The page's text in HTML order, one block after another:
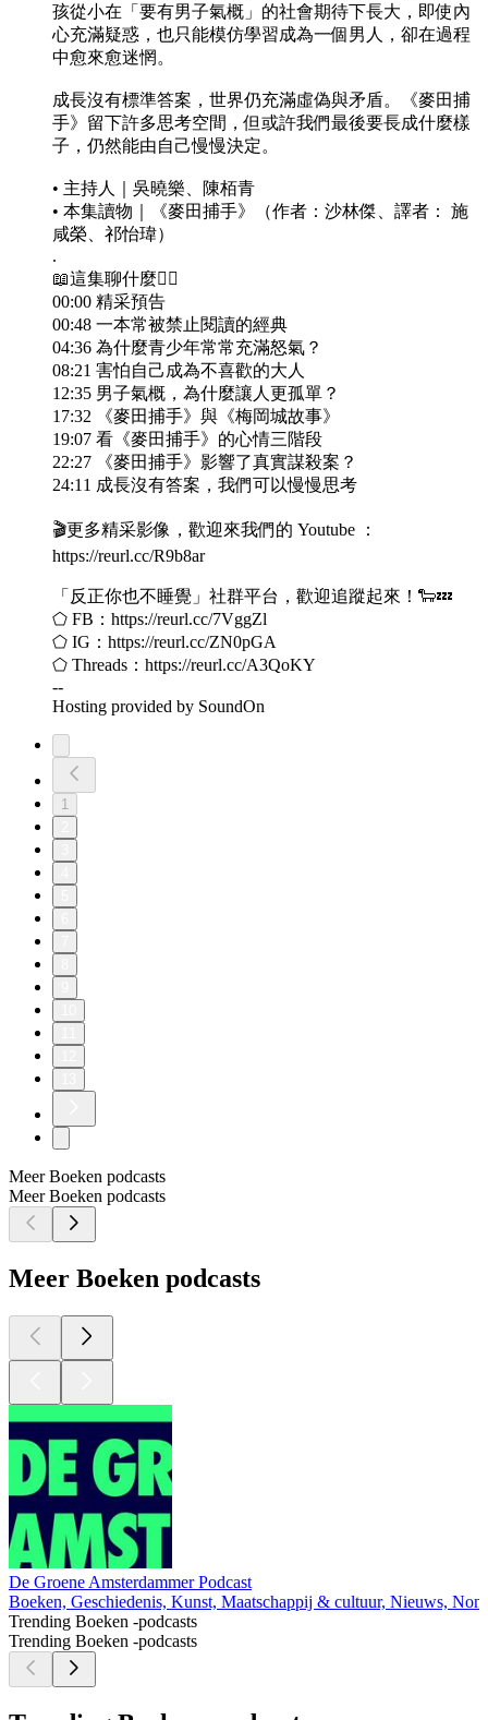
孩從小在「要有男子氣概」的社會期待下長大，即使內
心充滿疑惑，也只能模仿學習成為一個男人，卻在過程
中愈來愈迷惘。
成長沒有標準答案，世界仍充滿虛偽與矛盾。《麥田捕
手》留下許多思考空間，但或許我們最後要長成什麼樣
子，仍然能由自己慢慢決定。
• 主持人｜吳曉樂、陳栢青
• 本集讀物｜《麥田捕手》（作者：沙林傑、譯者： 施
咸榮、祁怡瑋）
.
📖這集聊什麼👇🏻
00:00 精采預告
00:48 一本常被禁止閱讀的經典
04:36 為什麼青少年常常充滿怒氣？
08:21 害怕自己成為不喜歡的大人
12:35 男子氣概，為什麼讓人更孤單？
17:32 《麥田捕手》與《梅岡城故事》
19:07 看《麥田捕手》的心情三階段
22:27 《麥田捕手》影響了真實謀殺案？
24:11 成長沒有答案，我們可以慢慢思考
🎬更多精采影像，歡迎來我們的 Youtube ：
https://reurl.cc/R9b8ar
「反正你也不睡覺」社群平台，歡迎追蹤起來！🐑💤
⬠ FB：https://reurl.cc/7VggZl
⬠ IG：https://reurl.cc/ZN0pGA
⬠ Threads：https://reurl.cc/A3QoKY
--
Hosting provided by SoundOn
1
Meer Boeken podcasts
Meer Boeken podcasts
Meer Boeken podcasts
De Groene Amsterdammer Podcast
Boeken, Geschiedenis, Kunst, Maatschappij & cultuur, Nieuws,
Trending Boeken -podcasts
Trending Boeken -podcasts